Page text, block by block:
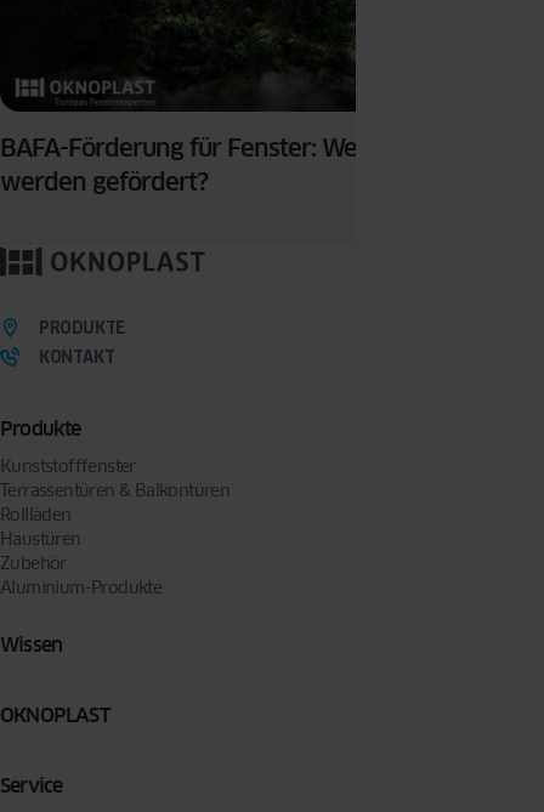
BAFA-Förderung für Fenster: Welche Fenster
werden gefördert?
Produkte
Kunststofffenster
Terrassentüren & Balkontüren
Rollläden
Haustüren
Zubehör
Aluminium-Produkte
Wissen
OKNOPLAST
Service
PRODUKTE
KONTAKT